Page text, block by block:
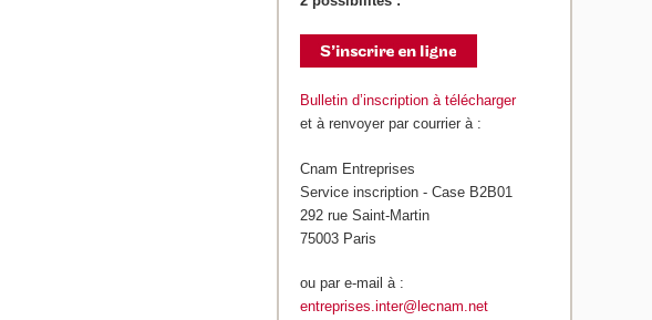
Bulletin d’inscription à télécharger
et à renvoyer par courrier à :
Cnam Entreprises
Service inscription - Case B2B01
292 rue Saint-Martin
75003 Paris
ou par e-mail à :
entreprises.inter@lecnam.net